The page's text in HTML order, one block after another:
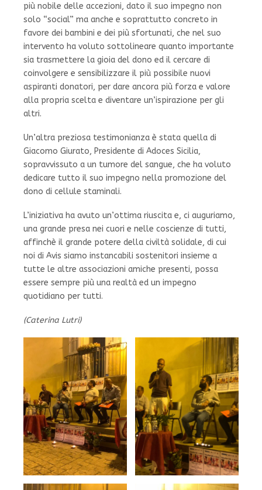
più nobile delle accezioni, dato il suo impegno non
solo “social” ma anche e soprattutto concreto in
favore dei bambini e dei più sfortunati, che nel suo
intervento ha voluto sottolineare quanto importante
sia trasmettere la gioia del dono ed il cercare di
coinvolgere e sensibilizzare il più possibile nuovi
aspiranti donatori, per dare ancora più forza e valore
alla propria scelta e diventare un’ispirazione per gli
altri.
Un’altra preziosa testimonianza è stata quella di
Giacomo Giurato, Presidente di Adoces Sicilia,
sopravvissuto a un tumore del sangue, che ha voluto
dedicare tutto il suo impegno nella promozione del
dono di cellule staminali.
L’iniziativa ha avuto un’ottima riuscita e, ci auguriamo,
una grande presa nei cuori e nelle coscienze di tutti,
affinchè il grande potere della civiltà solidale, di cui
noi di Avis siamo instancabili sostenitori insieme a
tutte le altre associazioni amiche presenti, possa
essere sempre più una realtà ed un impegno
quotidiano per tutti.
(Caterina Lutri)